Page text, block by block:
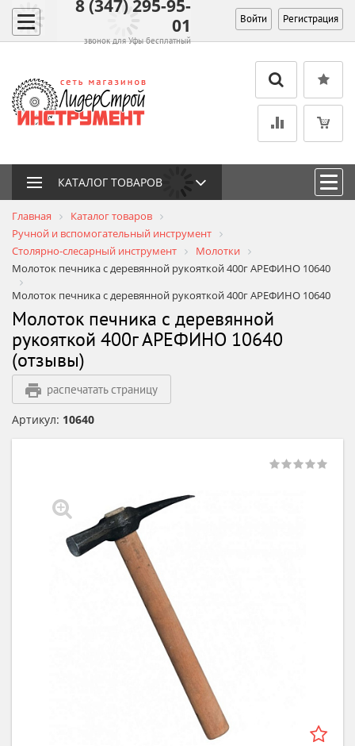
8 (347) 295-95-
01
звонок для Уфы бесплатный
Войти Регистрация
КАТАЛОГ ТОВАРОВ
Главная
Каталог товаров
Ручной и вспомогательный инструмент
Столярно-слесарный инструмент
Молотки
Молоток печника с деревянной рукояткой 400г АРЕФИНО 10640
Молоток печника с деревянной рукояткой 400г АРЕФИНО 10640
Молоток печника с деревянной
рукояткой 400г АРЕФИНО 10640
(отзывы)
распечатать страницу
Артикул: 10640